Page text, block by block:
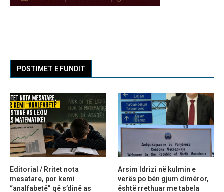
POSTIMET E FUNDIT
Editorial / Rritet nota
mesatare, por kemi
“analfabetë” që s’dinë as
Arsim Idrizi në kulmin e
verës po bën gjum dimëror,
është rrethuar me tabela